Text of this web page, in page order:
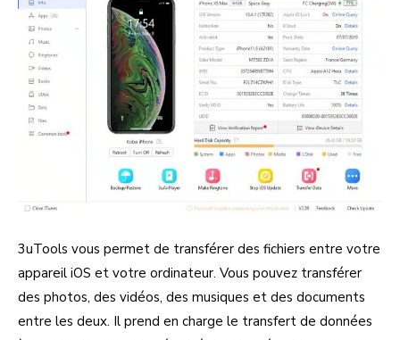
3uTools vous permet de transférer des fichiers entre votre
appareil iOS et votre ordinateur. Vous pouvez transférer
des photos, des vidéos, des musiques et des documents
entre les deux. Il prend en charge le transfert de données